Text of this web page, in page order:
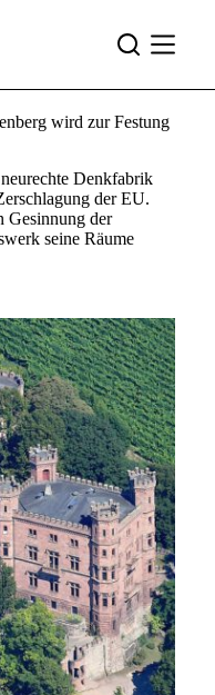
wird zur Festung
Denkfabrik
der EU.
Gesinnung der
seine Räume